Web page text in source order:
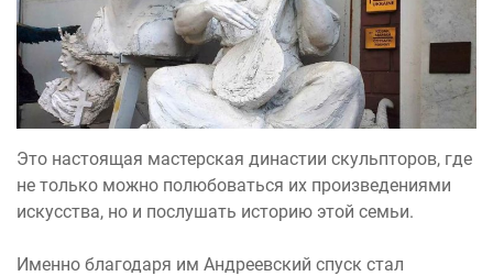
Это настоящая мастерская династии скульпторов, где
не только можно полюбоваться их произведениями
искусства, но и послушать историю этой семьи.
Именно благодаря им Андреевский спуск стал